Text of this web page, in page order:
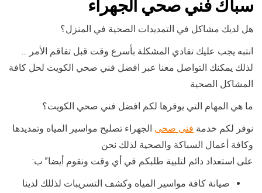
سباك فني صحي الجهراء
هل لديك مشاكل في التمديدات الصحية في المنزل؟
انتبه يجب عليك تفادي المشكلة بأسرع وقت قبل تفاقم الأمر …
لذلك يمكنك التواصل معنا عبر افضل فني صحي الكويت لحل كافة
المشاكل الصحية
ما هي المهام التي يوفرها لكم افضل فني صحي الكويت؟
نوفر لكم خدمة فنى صحى الجهراء تصليح مواسير المياه وتمديدها
وكافة أعمال السباكة والصحية لذلك نحن
على استعداد دائم لتلبية طلبكم في أي وقت ونقوم أيضا” ب:
صيانة كافة مواسير المياه وكشف التسريبات لذللك لدينا